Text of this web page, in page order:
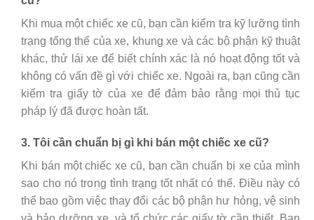
Khi mua một chiếc xe cũ, bạn cần kiểm tra kỹ lưỡng tình
trạng tổng thể của xe, khung xe và các bộ phận kỹ thuật
khác, thử lái xe để biết chính xác là nó hoạt động tốt và
không có vấn đề gì với chiếc xe. Ngoài ra, bạn cũng cần
kiểm tra giấy tờ của xe để đảm bảo rằng mọi thủ tục
pháp lý đã được hoàn tất.
3. Tôi cần chuẩn bị gì khi bán một chiếc xe cũ?
Khi bán một chiếc xe cũ, bạn cần chuẩn bị xe của mình
sao cho nó trong tình trạng tốt nhất có thể. Điều này có
thể bao gồm việc thay đổi các bộ phận hư hỏng, vệ sinh